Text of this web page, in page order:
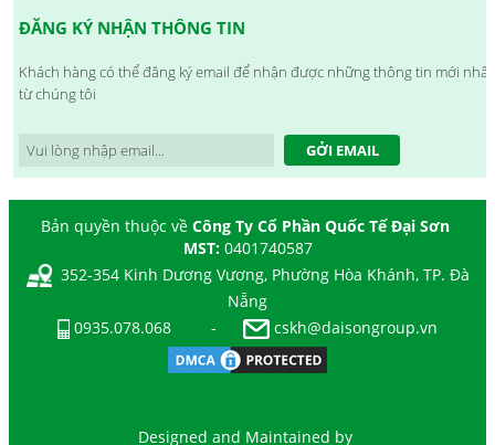
ĐĂNG KÝ NHẬN THÔNG TIN
Khách hàng có thể đăng ký email để nhận được những thông tin mới nhất
từ chúng tôi
GỞI EMAIL
Bản quyền thuộc về Công Ty Cổ Phần Quốc Tế Đại Sơn
MST: 0401740587
352-354 Kinh Dương Vương, Phường Hòa Khánh, TP. Đà
Nẵng
0935.078.068
- cskh@daisongroup.vn
Designed and Maintained by